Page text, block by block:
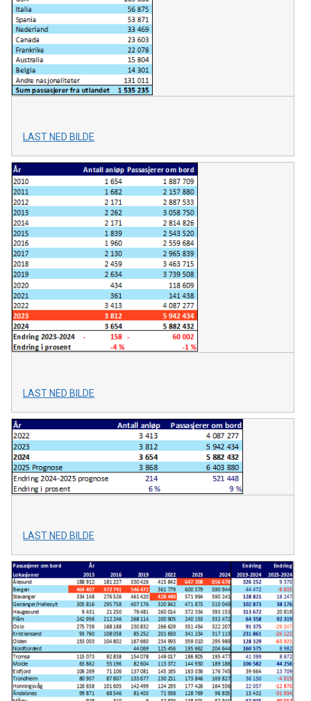
LAST NED BILDE
LAST NED BILDE
LAST NED BILDE